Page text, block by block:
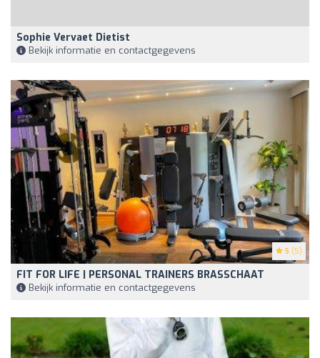
Sophie Vervaet Dietist
Bekijk informatie en contactgegevens
5 (5)
FIT FOR LIFE | PERSONAL TRAINERS BRASSCHAAT
Bekijk informatie en contactgegevens